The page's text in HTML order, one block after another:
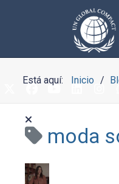
Está aquí: Inicio
moda